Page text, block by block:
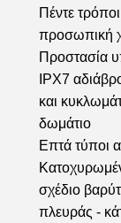
Πέντε
προσωπική
Προστασία
IPX7
και
δωμάτιο
Επτά τύποι
σχέδιο
πλευράς -